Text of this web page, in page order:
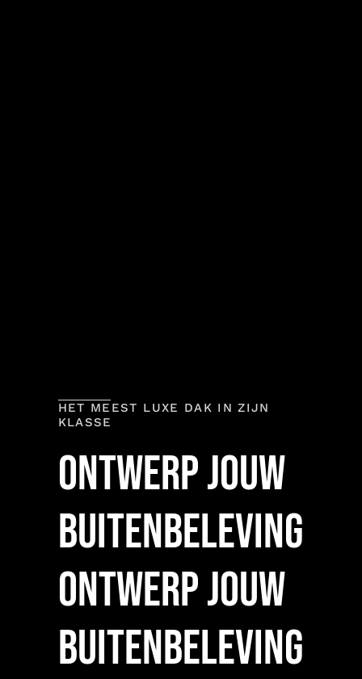
HET MEEST LUXE DAK IN ZIJN
KLASSE
ONTWERP JOUW
BUITENBELEVING
Ontwerp jouw
buitenbeleving